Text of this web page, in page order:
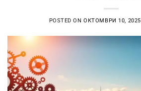
POSTED ONОКТОМВРИ 10, 2025